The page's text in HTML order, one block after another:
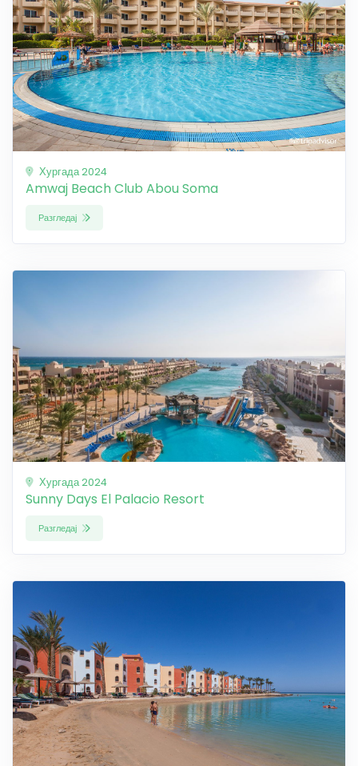
Хургада 2024
Amwaj Beach Club Abou Soma
Разгледај
Хургада 2024
Sunny Days El Palacio Resort
Разгледај